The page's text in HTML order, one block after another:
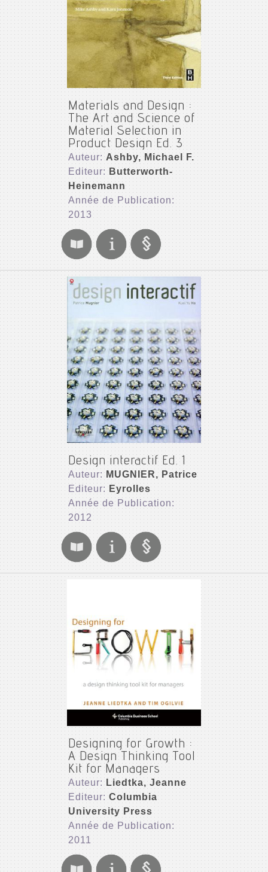
Materials and Design :
The Art and Science of
Material Selection in
Product Design Ed. 3
Auteur:Ashby, Michael F.
Editeur: Butterworth-
Heinemann
Année de Publication:
2013
Design interactif Ed. 1
Auteur: MUGNIER, Patrice
Editeur: Eyrolles
Année de Publication:
2012
Designing for Growth :
A Design Thinking Tool
Kit for Managers
Auteur: Liedtka, Jeanne
Editeur:Columbia
University Press
Année de Publication:
2011